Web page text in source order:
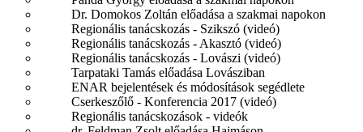
Dr. Domokos Zoltán előadása a szakmai napokon
Regionális tanácskozás - Szikszó (videó)
Regionális tanácskozás - Akasztó (videó)
Regionális tanácskozás - Lovászi (videó)
Tarpataki Tamás előadása Lovásziban
ENAR bejelentések és módosítások segédlete
Cserkeszőlő - Konferencia 2017 (videó)
Regionális tanácskozások - videók